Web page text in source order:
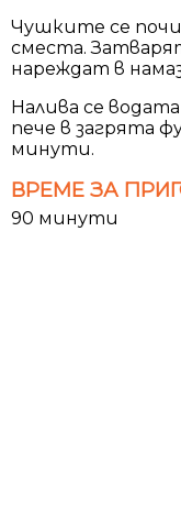
Чушките се
сместа.
нареждат в
Налива се
пече в загрята
минути.
ВРЕМЕ ЗА
90 минути